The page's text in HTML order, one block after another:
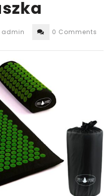
admin 0 Comments